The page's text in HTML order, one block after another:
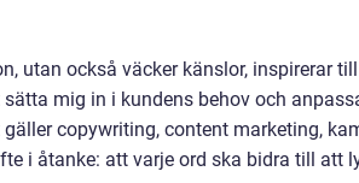
utan också väcker känslor, inspirerar
mig in i kundens behov och
copywriting, content marketing,
i åtanke: att varje ord ska bidra till att